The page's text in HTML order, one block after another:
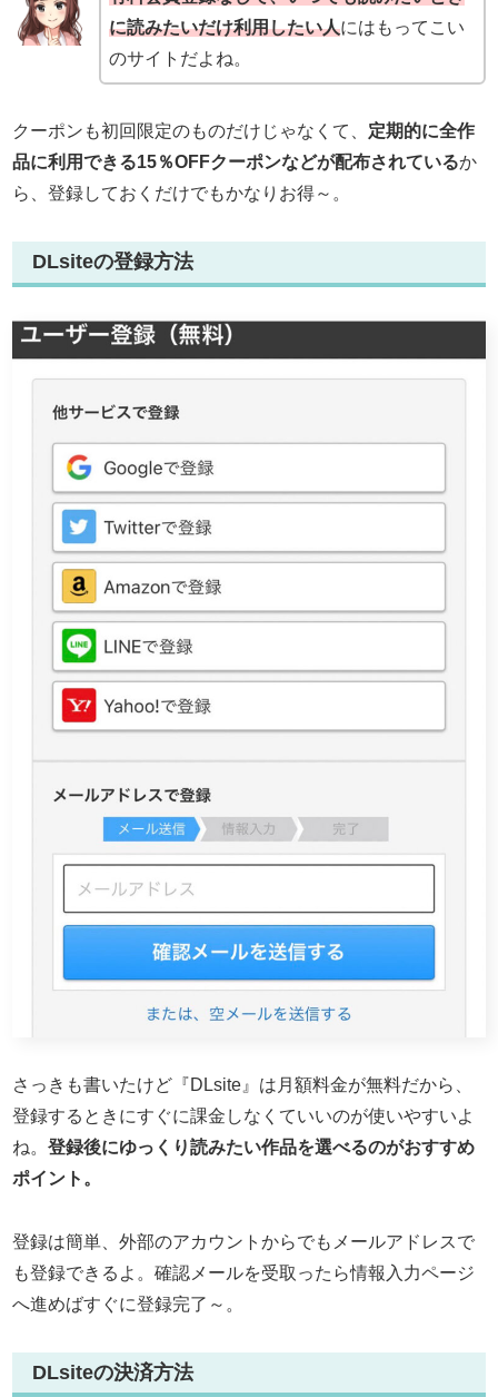
に読みたいだけ利用したい人にはもってこい
のサイトだよね。
クーポンも初回限定のものだけじゃなくて、 定期的に全作
品に利用できる15％OFFクーポンなどが配布されているか
ら、登録しておくだけでもかなりお得～。
DLsiteの登録方法
さっきも書いたけど『DLsite』は月額料金が無料だから、
登録するときにすぐに課金しなくていいのが使いやすいよ
ね。 登録後にゆっくり読みたい作品を選べるのがおすすめ
ポイント。
登録は簡単、外部のアカウントからでもメールアドレスで
も登録できるよ。確認メールを受取ったら情報入力ページ
へ進めばすぐに登録完了～。
DLsiteの決済方法